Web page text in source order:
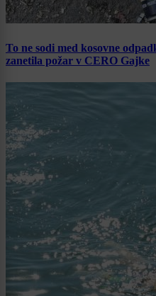
To ne sodi med kosovne
zanetila požar v CERO Gajke